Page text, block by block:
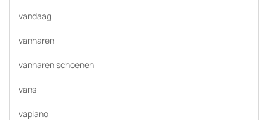
vandaag
vanharen
vanharen schoenen
vans
vapiano